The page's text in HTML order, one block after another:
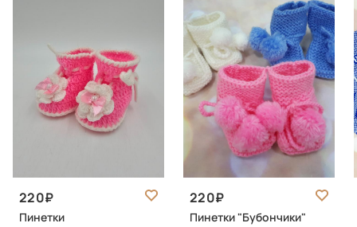
220
Пинетки
220
Пинетки "Бубончики"